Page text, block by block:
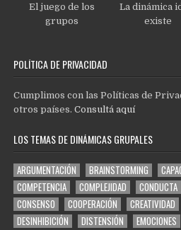
El juego de los
grupos
La dinámica
existe
POLÍTICA DE PRIVACIDAD
Cumplimos con las Políticas de
otros países.Consultá aquí
LOS TEMAS DE DINÁMICAS GRUPALES
ARGUMENTACIÓN BRAINSTORMING
COMPETENCIA
COMPLEJIDAD CONDUCTA
CONSENSO
COOPERACIÓN CREATIVIDAD
DESINHIBICIÓN
DISTENSIÓN EMOCIONES